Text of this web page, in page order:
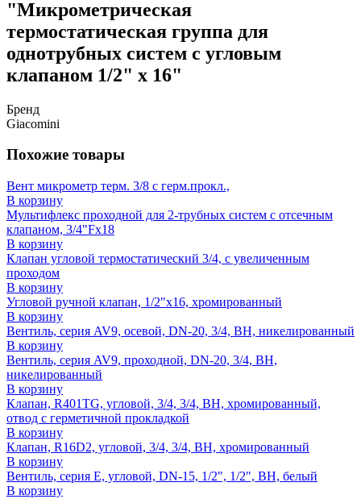
"Микрометрическая
термостатическая группа для
однотрубных систем с угловым
клапаном 1/2" x 16"
Бренд
Giacomini
Похожие товары
Вент микрометр терм. 3/8 с герм.прокл.,
В корзину
Мультифлекс проходной для 2-трубных систем с отсечным
клапаном, 3/4"Fx18
В корзину
Клапан угловой термостатический 3/4, с увеличенным
проходом
В корзину
Угловой ручной клапан, 1/2"x16, хромированный
В корзину
Вентиль, серия AV9, осевой, DN-20, 3/4, ВН, никелированный
В корзину
Вентиль, серия AV9, проходной, DN-20, 3/4, ВН,
никелированный
В корзину
Клапан, R401TG, угловой, 3/4, 3/4, ВН, хромированный,
отвод с герметичной прокладкой
В корзину
Клапан, R16D2, угловой, 3/4, 3/4, ВН, хромированный
В корзину
Вентиль, серия E, угловой, DN-15, 1/2", 1/2", ВН, белый
В корзину